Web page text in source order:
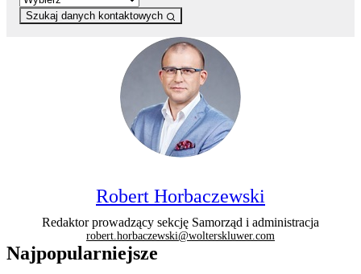
Szukaj danych kontaktowych
Robert Horbaczewski
Redaktor prowadzący sekcję Samorząd i administracja
robert.horbaczewski@wolterskluwer.com
Najpopularniejsze